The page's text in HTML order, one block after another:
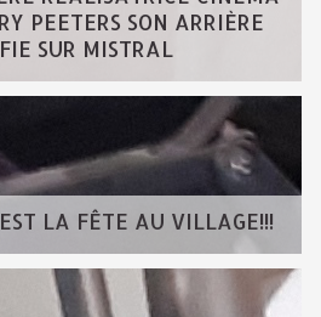
PEETERS SON ARRIÈRE
SUR MISTRAL
LA FÊTE AU VILLAGE!!!